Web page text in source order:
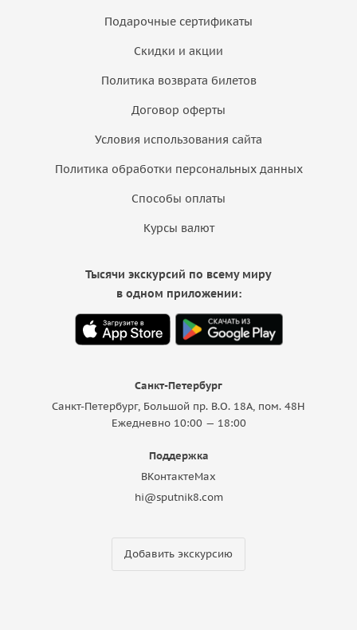
Подарочные сертификаты
Скидки и акции
Политика возврата билетов
Договор оферты
Условия использования сайта
Политика обработки персональных данных
Способы оплаты
Курсы валют
Санкт-Петербург
Санкт-Петербург, Большой пр. В.О. 18A, пом. 48Н
Ежедневно 10:00 — 18:00
Поддержка
ВКонтактеMax
hi@sputnik8.com
Добавить экскурсию
Тысячи экскурсий по всему миру
в одном приложении: